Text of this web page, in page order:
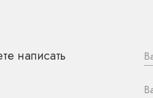
написать